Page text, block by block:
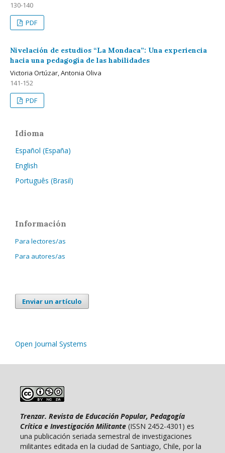
130-140
PDF
Nivelación de estudios “La Mondaca”: Una experiencia
hacia una pedagogía de las habilidades
Victoria Ortúzar, Antonia Oliva
141-152
PDF
Idioma
Español (España)
English
Português (Brasil)
Información
Para lectores/as
Para autores/as
Enviar un artículo
Open Journal Systems
Trenzar. Revista de Educación Popular, Pedagogía
Crítica e Investigación Militante (ISSN 2452-4301) es
una publicación seriada semestral de investigaciones
militantes editada en la ciudad de Santiago, Chile, por la